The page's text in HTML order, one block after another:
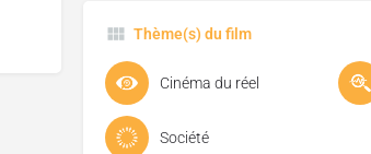
Thème(s) du film
Cinéma du réel
Société